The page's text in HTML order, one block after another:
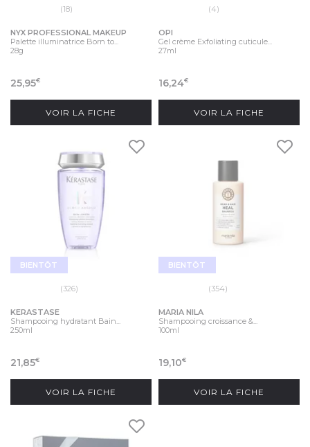
(18)
NYX PROFESSIONAL MAKEUP
Palette illuminatrice Born to...
28g
25,95€
VOIR LA FICHE
(4)
OPI
Gel crème Exfoliating cuticule...
27ml
16,24€
VOIR LA FICHE
BIENTÔT
(326)
KERASTASE
Shampooing hydratant Bain...
250ml
21,85€
VOIR LA FICHE
BIENTÔT
(354)
MARIA NILA
Shampooing croissance &...
100ml
19,10€
VOIR LA FICHE